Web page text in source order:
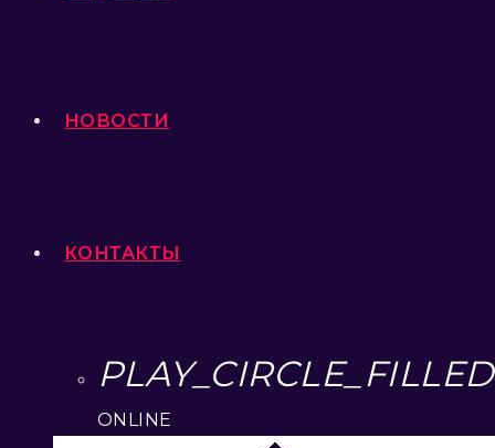
НОВОСТИ
КОНТАКТЫ
PLAY_CIRCLE_FILLED
ONLINE